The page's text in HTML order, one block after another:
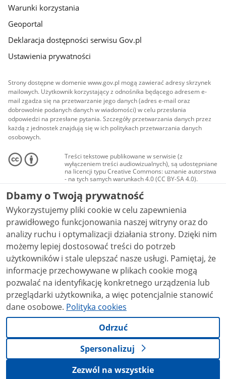
Warunki korzystania
Geoportal
Deklaracja dostępności serwisu Gov.pl
Ustawienia prywatności
Strony dostępne w domenie www.gov.pl mogą zawierać adresy skrzynek
mailowych. Użytkownik korzystający z odnośnika będącego adresem e-
mail zgadza się na przetwarzanie jego danych (adres e-mail oraz
dobrowolnie podanych danych w wiadomości) w celu przesłania
odpowiedzi na przesłane pytania. Szczegóły przetwarzania danych przez
każdą z jednostek znajdują się w ich politykach przetwarzania danych
osobowych.
Treści tekstowe publikowane w serwisie (z
wyłączeniem treści audiowizualnych), są udostępniane
na licencji typu Creative Commons: uznanie autorstwa
- na tych samych warunkach 4.0 (CC BY-SA 4.0).
Materiały audiowizualne, w tym zdjęcia, materiały
audio i wideo, są udostępniane na licencji typu
Creative Commons: uznanie autorstwa użycie
niekomercyjne - bez utworów zależnych 4.0 (CC BY-
NC-ND 4.0), o ile nie jest to stwierdzone inaczej.
Dbamy o Twoją prywatność
Wykorzystujemy pliki cookie w celu zapewnienia
prawidłowego funkcjonowania naszej witryny oraz do
analizy ruchu i optymalizacji działania strony. Dzięki nim
możemy lepiej dostosować treści do potrzeb
użytkowników i stale ulepszać nasze usługi. Pamiętaj, że
informacje przechowywane w plikach cookie mogą
pozwalać na identyfikację konkretnego urządzenia lub
przeglądarki użytkownika, a więc potencjalnie stanowić
dane osobowe. Polityka cookies
Odrzuć
Spersonalizuj
Zezwól na wszystkie